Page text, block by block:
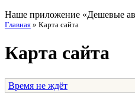
Наше приложение «Дешевые
Главная » Карта сайта
Карта сайта
Время не ждёт